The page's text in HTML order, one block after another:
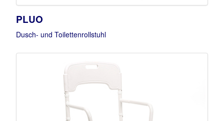
PLUO
Dusch- und Toilettenrollstuhl